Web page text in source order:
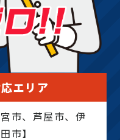
エリア
市、芦屋市、伊
市】